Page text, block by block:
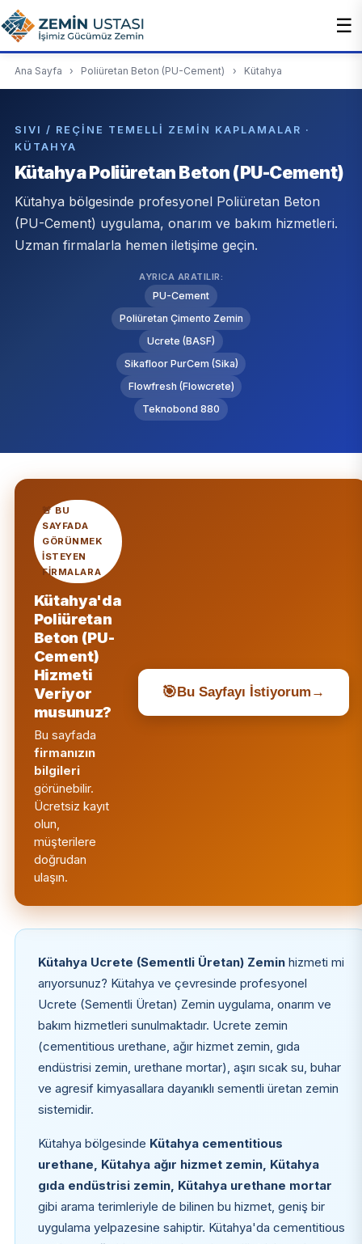
☰
Ana Sayfa › Poliüretan Beton (PU-Cement) › Kütahya
SIVI / REÇINE TEMELLI ZEMIN KAPLAMALAR ·
KÜTAHYA
Kütahya Poliüretan Beton (PU-Cement)
Kütahya bölgesinde profesyonel Poliüretan Beton
(PU-Cement) uygulama, onarım ve bakım hizmetleri.
Uzman firmalarla hemen iletişime geçin.
AYRICA ARATILIR:
PU-Cement
Poliüretan Çimento Zemin
Ucrete (BASF)
Sikafloor PurCem (Sika)
Flowfresh (Flowcrete)
Teknobond 880
🚨 BU
SAYFADA
GÖRÜNMEK
ISTEYEN
FIRMALARA
Kütahya'da
Poliüretan
Beton (PU-
Cement)
Hizmeti
Veriyor
musunuz?
Bu sayfada
firmanızın
bilgileri
görünebilir.
Ücretsiz kayıt
olun,
müşterilere
doğrudan
ulaşın.
🎯Bu Sayfayı İstiyorum →
Kütahya Ucrete (Sementli Üretan) Zeminhizmeti mi
arıyorsunuz? Kütahya ve çevresinde profesyonel
Ucrete (Sementli Üretan) Zemin uygulama, onarım ve
bakım hizmetleri sunulmaktadır. Ucrete zemin
(cementitious urethane, ağır hizmet zemin, gıda
endüstrisi zemin, urethane mortar), aşırı sıcak su, buhar
ve agresif kimyasallara dayanıklı sementli üretan zemin
sistemidir.
Kütahya bölgesinde Kütahya cementitious
urethane, Kütahya ağır hizmet zemin, Kütahya
gıda endüstrisi zemin, Kütahya urethane mortar
gibi arama terimleriyle de bilinen bu hizmet, geniş bir
uygulama yelpazesine sahiptir. Kütahya'da cementitious